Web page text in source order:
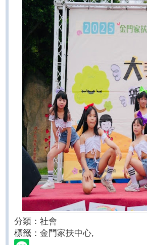
分類：社會
標籤：金門家扶中心,